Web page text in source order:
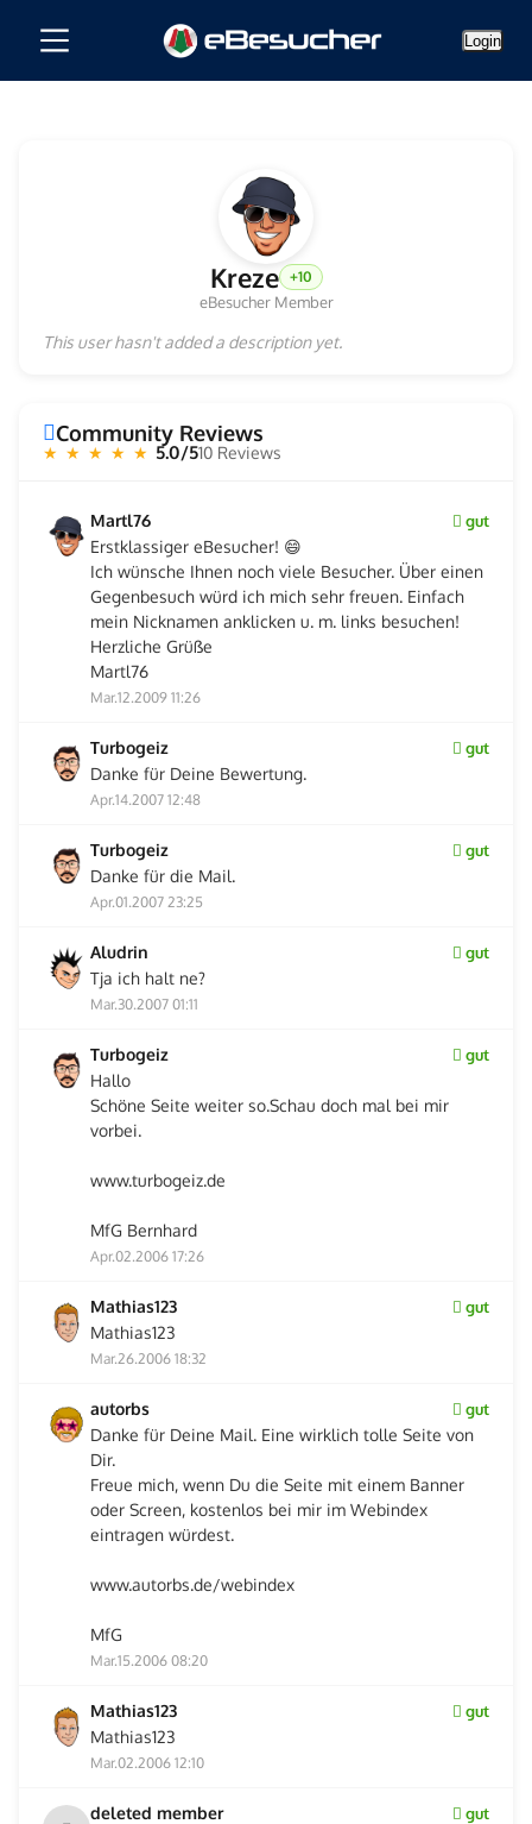
Login
Kreze +10
eBesucher Member
This user hasn't added a description yet.
Community Reviews
★ ★ ★ ★ ★ 5.0/510 Reviews
Martl76 gut
Erstklassiger eBesucher! 😄
Ich wünsche Ihnen noch viele Besucher. Über einen
Gegenbesuch würd ich mich sehr freuen. Einfach
mein Nicknamen anklicken u. m. links besuchen!
Herzliche Grüße
Martl76
Mar.12.2009 11:26
Turbogeiz gut
Danke für Deine Bewertung.
Apr.14.2007 12:48
Turbogeiz gut
Danke für die Mail.
Apr.01.2007 23:25
Aludrin gut
Tja ich halt ne?
Mar.30.2007 01:11
Turbogeiz gut
Hallo
Schöne Seite weiter so.Schau doch mal bei mir
vorbei.
www.turbogeiz.de
MfG Bernhard
Apr.02.2006 17:26
Mathias123 gut
Mathias123
Mar.26.2006 18:32
autorbs gut
Danke für Deine Mail. Eine wirklich tolle Seite von
Dir.
Freue mich, wenn Du die Seite mit einem Banner
oder Screen, kostenlos bei mir im Webindex
eintragen würdest.
www.autorbs.de/webindex
MfG
Mar.15.2006 08:20
Mathias123 gut
Mathias123
Mar.02.2006 12:10
deleted member gut